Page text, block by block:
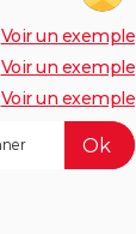
Voir un exemple
Voir un exemple
Voir un exemple